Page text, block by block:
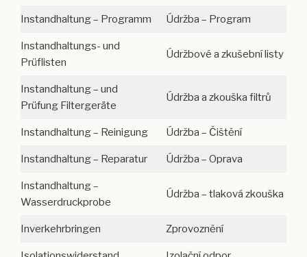
Instandhaltung – Programm Údržba – Program
Instandhaltungs- und
Prüflisten
Údržbové a zkušební listy
Instandhaltung – und
Prüfung Filtergeräte
Údržba a zkouška filtrů
Instandhaltung – Reinigung Údržba – Čištění
Instandhaltung – Reparatur Údržba – Oprava
Instandhaltung –
Wasserdruckprobe
Údržba – tlaková zkouška
Inverkehrbringen Zprovoznění